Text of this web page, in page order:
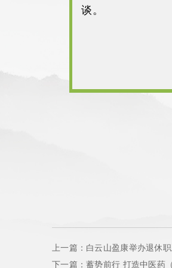
谈。
上一篇：白云山盈康举办退休
下一篇：蓄势前行 打造中医药